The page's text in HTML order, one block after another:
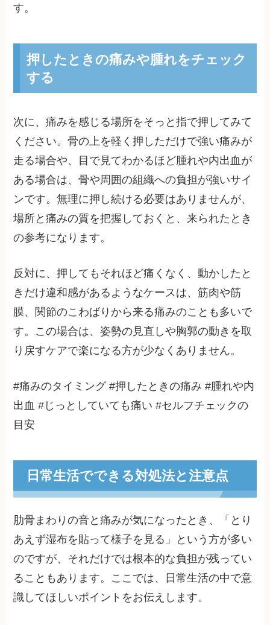
す。
押したときの痛みや腫れをチェック
する
次に、痛みを感じる場所をそっと指で押してみて
ください。骨の上を軽く押しただけで強い痛みが
走る場合や、目で見てわかるほど腫れや内出血が
ある場合は、骨や周囲の組織への負担が強いサイ
ンです。無理に押し続ける必要はありませんが、
場所と痛みの質を把握しておくと、来られたとき
の参考になります。
反対に、押してもそれほど痛くなく、動かしたと
きだけ違和感があるようなケースは、筋肉や筋
膜、関節のこわばりから来る痛みのことも多いで
す。この場合は、姿勢の見直しや胸郭の動きを取
り戻すケアで楽になる方が少なくありません。
#痛みのタイミング #押したときの痛み #腫れや内
出血 #じっとしていても痛い #セルフチェックの
目安
日常生活でできる対処法と注意点
肋骨まわりの音と痛みが気になったとき、「とり
あえず湿布を貼って様子を見る」という方が多い
のですが、それだけでは根本的な負担が残ってい
ることもあります。ここでは、日常生活の中で意
識してほしいポイントをお伝えします。